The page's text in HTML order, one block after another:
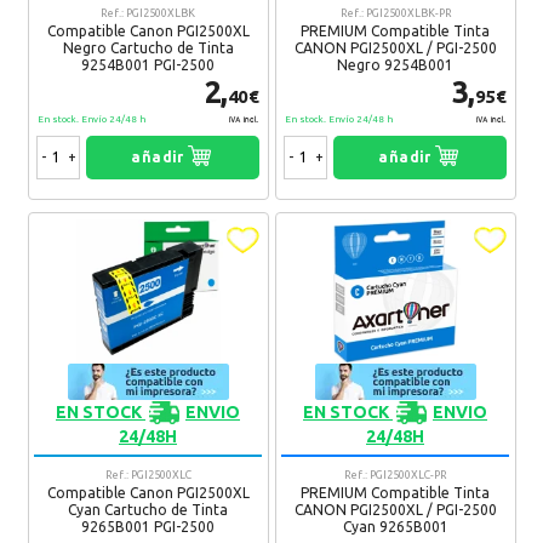
Canon Maxify MB5400 Series
Canon Maxify MB5450
Canon Maxify MB5455
¿Recomendaría su compra?
10 Comentario(s)
Auri 10. 04. 2020
Nos ha llegado muy rápido.
Recomendaría su compra:Si
10. 08. 2019
Rapido y de calidad. gracias
Recomendaría su compra:
Vessy 15. 07. 2019
Todo excelente
Recomendaría su compra:
Ref.: PGI2500XLBK
Compatible Canon PGI2500XL
Negro Cartucho de Tinta
9254B001 PGI-2500
2,40€
IVA Incl.
En stock. Envío 24/48 h
- + añadir
Ref.: PGI2500XLBK-PR
PREMIUM Compatible Tinta
CANON PGI2500XL / PGI-2500
Negro 9254B001
3,95€
IVA Incl.
En stock. Envío 24/48 h
- + añadir
EN STOCK
ENVIO
24/48H
Ref.: PGI2500XLC
Compatible Canon PGI2500XL
Cyan Cartucho de Tinta
9265B001 PGI-2500
EN STOCK
ENVIO
24/48H
Ref.: PGI2500XLC-PR
PREMIUM Compatible Tinta
CANON PGI2500XL / PGI-2500
Cyan 9265B001